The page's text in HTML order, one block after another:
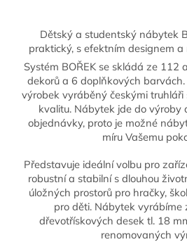
Dětský a studentský nábytek
praktický, s efektním designem
Systém BOŘEK se skládá ze 112
dekorů a 6 doplňkových
výrobek vyráběný českými
kvalitu. Nábytek jde do výroby
objednávky, proto je možné
míru Vašemu
Představuje ideální volbu pro
robustní a stabilní s dlouhou
úložných prostorů pro hračky,
pro děti. Nábytek vyrábíme
dřevotřískových desek tl. 18
renomovaných